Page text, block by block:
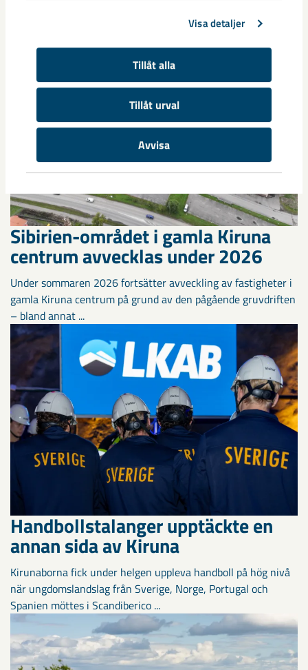
Visa detaljer
Tillåt alla
Tillåt urval
Avvisa
Sibirien-området i gamla Kiruna
centrum avvecklas under 2026
Under sommaren 2026 fortsätter avveckling av fastigheter i
gamla Kiruna centrum på grund av den pågående gruvdriften
– bland annat ...
Handbollstalanger upptäckte en
annan sida av Kiruna
Kirunaborna fick under helgen uppleva handboll på hög nivå
när ungdomslandslag från Sverige, Norge, Portugal och
Spanien möttes i Scandiberico ...